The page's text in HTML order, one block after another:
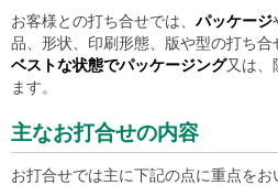
お客様との打ち合せでは、 パッケージ
品、形状、印刷形態、版や型の打ち
ベストな状態でパッケージング又は、
ます。
主なお打合せの内容
お打合せでは主に下記の点に重点をお